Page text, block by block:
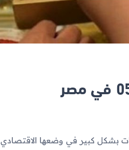
بشكل كبير في وضعها الاقتصادي